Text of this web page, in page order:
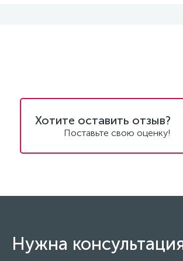
Хотите оставить отзыв?
Поставьте свою оценку!
Нужна